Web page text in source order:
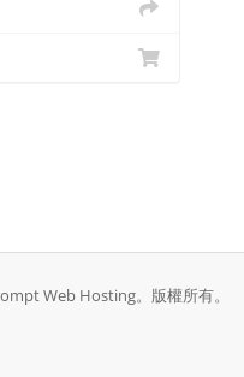
Web Hosting。版權所有。